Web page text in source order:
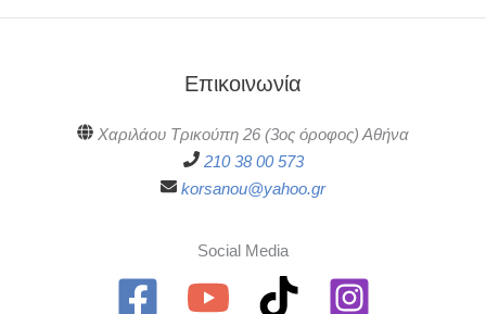
Επικοινωνία
Χαριλάου Τρικούπη 26 (3ος όροφος) Αθήνα
210 38 00 573
korsanou@yahoo.gr
Social Media